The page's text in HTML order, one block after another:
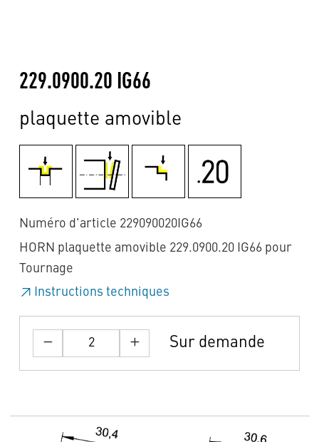
229.0900.20 IG66
plaquette amovible
Numéro d'article 229090020IG66
HORN plaquette amovible 229.0900.20 IG66 pour
Tournage
Instructions techniques
Sur demande